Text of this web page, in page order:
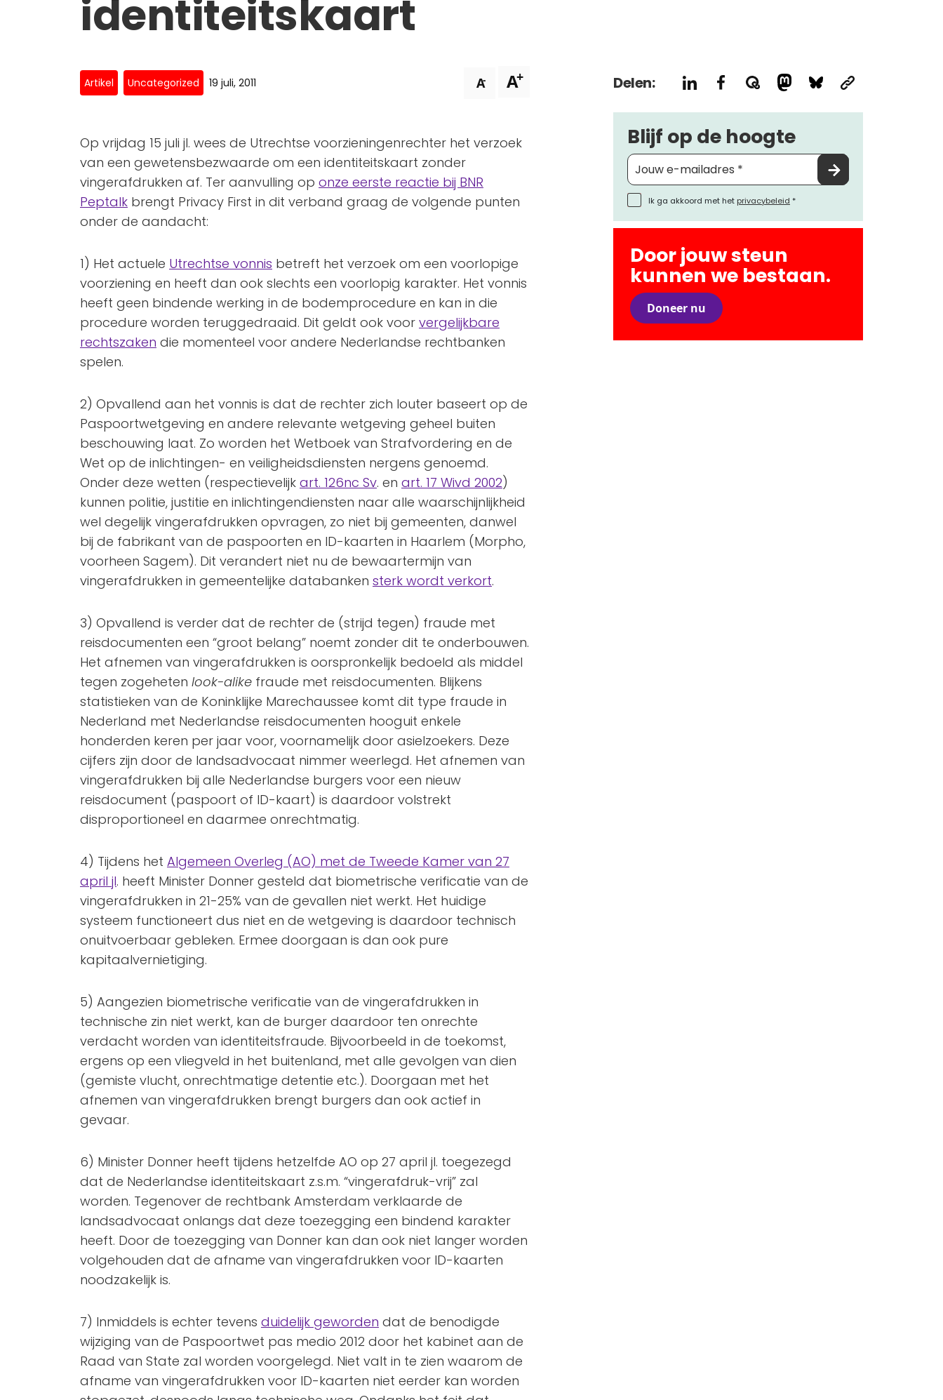
identiteitskaart
Artikel Uncategorized 19 juli, 2011 A- A+
Op vrijdag 15 juli jl. wees de Utrechtse voorzieningenrechter het verzoek
van een gewetensbezwaarde om een identiteitskaart zonder
vingerafdrukken af. Ter aanvulling op onze eerste reactie bij BNR
Peptalk brengt Privacy First in dit verband graag de volgende punten
onder de aandacht:
1) Het actuele Utrechtse vonnis betreft het verzoek om een voorlopige
voorziening en heeft dan ook slechts een voorlopig karakter. Het vonnis
heeft geen bindende werking in de bodemprocedure en kan in die
procedure worden teruggedraaid. Dit geldt ook voor vergelijkbare
rechtszaken die momenteel voor andere Nederlandse rechtbanken
spelen.
2) Opvallend aan het vonnis is dat de rechter zich louter baseert op de
Paspoortwetgeving en andere relevante wetgeving geheel buiten
beschouwing laat. Zo worden het Wetboek van Strafvordering en de
Wet op de inlichtingen- en veiligheidsdiensten nergens genoemd.
Onder deze wetten (respectievelijk art. 126nc Sv. en art. 17 Wivd 2002)
kunnen politie, justitie en inlichtingendiensten naar alle waarschijnlijkheid
wel degelijk vingerafdrukken opvragen, zo niet bij gemeenten, danwel
bij de fabrikant van de paspoorten en ID-kaarten in Haarlem (Morpho,
voorheen Sagem). Dit verandert niet nu de bewaartermijn van
vingerafdrukken in gemeentelijke databanken sterk wordt verkort.
3) Opvallend is verder dat de rechter de (strijd tegen) fraude met
reisdocumenten een “groot belang” noemt zonder dit te onderbouwen.
Het afnemen van vingerafdrukken is oorspronkelijk bedoeld als middel
tegen zogeheten look-alike fraude met reisdocumenten. Blijkens
statistieken van de Koninklijke Marechaussee komt dit type fraude in
Nederland met Nederlandse reisdocumenten hooguit enkele
honderden keren per jaar voor, voornamelijk door asielzoekers. Deze
cijfers zijn door de landsadvocaat nimmer weerlegd. Het afnemen van
vingerafdrukken bij alle Nederlandse burgers voor een nieuw
reisdocument (paspoort of ID-kaart) is daardoor volstrekt
disproportioneel en daarmee onrechtmatig.
4) Tijdens het Algemeen Overleg (AO) met de Tweede Kamer van 27
april jl. heeft Minister Donner gesteld dat biometrische verificatie van de
vingerafdrukken in 21-25% van de gevallen niet werkt. Het huidige
systeem functioneert dus niet en de wetgeving is daardoor technisch
onuitvoerbaar gebleken. Ermee doorgaan is dan ook pure
kapitaalvernietiging.
5) Aangezien biometrische verificatie van de vingerafdrukken in
technische zin niet werkt, kan de burger daardoor ten onrechte
verdacht worden van identiteitsfraude. Bijvoorbeeld in de toekomst,
ergens op een vliegveld in het buitenland, met alle gevolgen van dien
(gemiste vlucht, onrechtmatige detentie etc.). Doorgaan met het
afnemen van vingerafdrukken brengt burgers dan ook actief in
gevaar.
6) Minister Donner heeft tijdens hetzelfde AO op 27 april jl. toegezegd
dat de Nederlandse identiteitskaart z.s.m. “vingerafdruk-vrij” zal
worden. Tegenover de rechtbank Amsterdam verklaarde de
landsadvocaat onlangs dat deze toezegging een bindend karakter
heeft. Door de toezegging van Donner kan dan ook niet langer worden
volgehouden dat de afname van vingerafdrukken voor ID-kaarten
noodzakelijk is.
7) Inmiddels is echter tevens duidelijk geworden dat de benodigde
wijziging van de Paspoortwet pas medio 2012 door het kabinet aan de
Raad van State zal worden voorgelegd. Niet valt in te zien waarom de
afname van vingerafdrukken voor ID-kaarten niet eerder kan worden
Delen:
Blijf op de hoogte
Ik ga akkoord met het privacybeleid *
Door jouw steun
kunnen we bestaan.
Doneer nu